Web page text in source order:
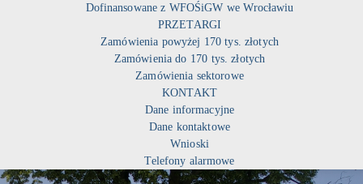
Dofinansowane z WFOŚiGW we Wrocławiu
PRZETARGI
Zamówienia powyżej 170 tys. złotych
Zamówienia do 170 tys. złotych
Zamówienia sektorowe
KONTAKT
Dane informacyjne
Dane kontaktowe
Wnioski
Telefony alarmowe